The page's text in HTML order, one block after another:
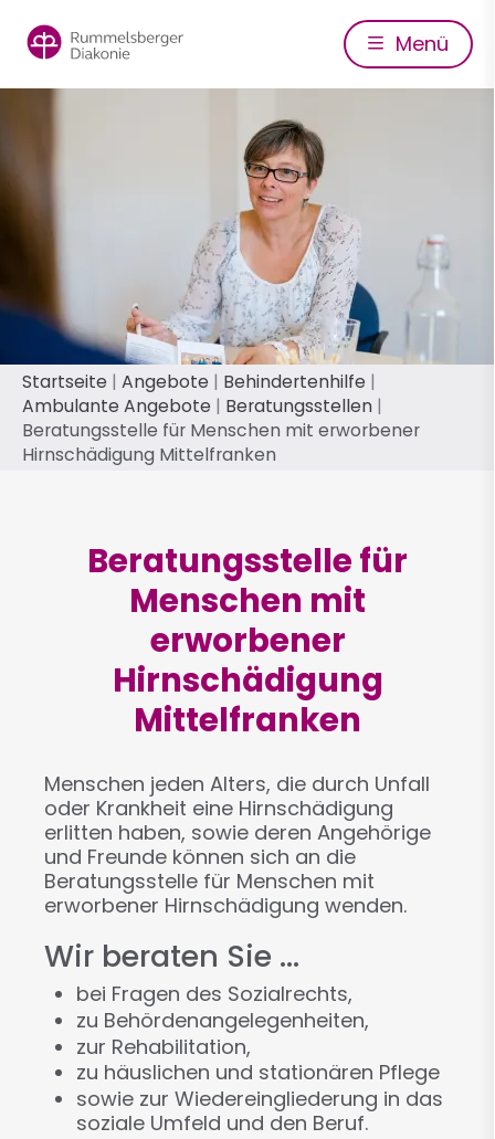
zum
Inhalt
Menü
Pfadnavigation
Startseite Angebote
Behindertenhilfe
Ambulante Angebote
Beratungsstellen
Beratungsstelle für Menschen mit erworbener
Hirnschädigung Mittelfranken
Beratungsstelle für
Menschen mit
erworbener
Hirnschädigung
Mittelfranken
Menschen jeden Alters, die durch Unfall
oder Krankheit eine Hirnschädigung
erlitten haben, sowie deren Angehörige
und Freunde können sich an die
Beratungsstelle für Menschen mit
erworbener Hirnschädigung wenden.
Wir beraten Sie ...
bei Fragen des Sozialrechts,
zu Behördenangelegenheiten,
zur Rehabilitation,
zu häuslichen und stationären Pflege
sowie zur Wiedereingliederung in das
soziale Umfeld und den Beruf.